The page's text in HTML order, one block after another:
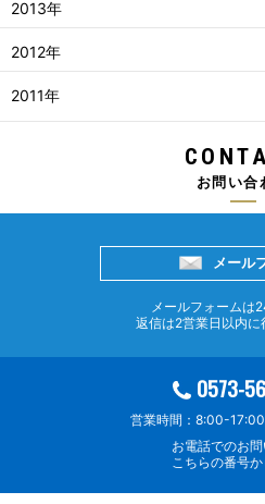
2013年
2012年
2011年
お問い合
メール
メールフォームは
返信は2営業日以内に
0573-
営業時間：8:00-17:00
お電話でのお
こちらの番号